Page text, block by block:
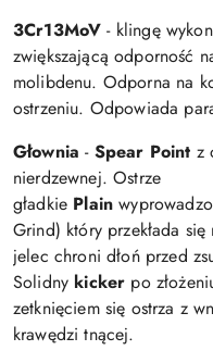
3Cr13MoV - klingę
zwiększającą odporność
molibdenu. Odporna na
ostrzeniu. Odpowiada
Głownia - Spear Point z
nierdzewnej. Ostrze
gładkie Plain
Grind) który przekłada
jelec chroni dłoń przed
Solidny kicker po
zetknięciem się ostrza z
krawędzi tnącej.